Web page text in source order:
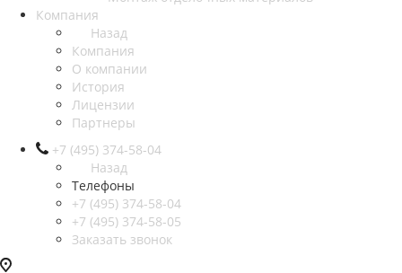
Компания
Назад
Компания
О компании
История
Лицензии
Партнеры
+7 (495) 374-58-04
Назад
Телефоны
+7 (495) 374-58-04
+7 (495) 374-58-05
Заказать звонок